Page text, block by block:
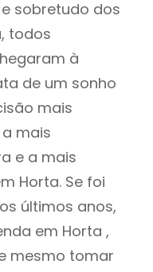
sobretudo dos
todos
à
de um sonho
mais
mais
e a mais
Horta. Se foi
últimos anos,
em Horta ,
mesmo tomar